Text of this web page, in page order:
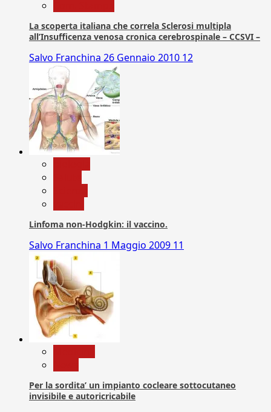
La scoperta italiana che correla Sclerosi multipla
all’Insufficenza venosa cronica cerebrospinale – CCSVI –
Salvo Franchina 26 Gennaio 2010 12
Linfoma non-Hodgkin: il vaccino.
Salvo Franchina 1 Maggio 2009 11
Per la sordita’ un impianto cocleare sottocutaneo
invisibile e autoricricabile